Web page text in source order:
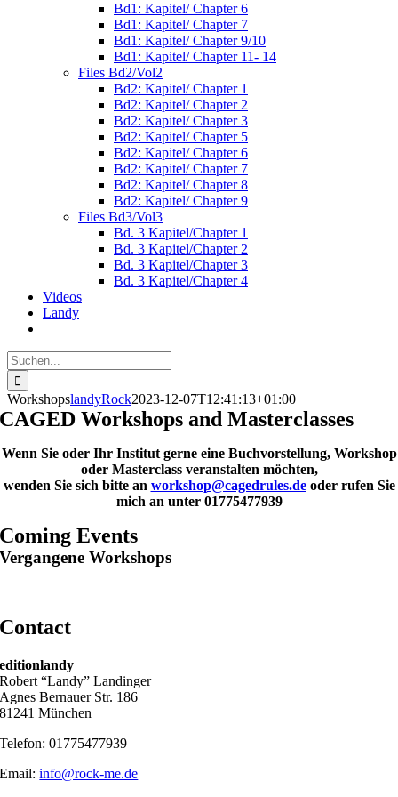
Bd1: Kapitel/ Chapter 6
Bd1: Kapitel/ Chapter 7
Bd1: Kapitel/ Chapter 9/10
Bd1: Kapitel/ Chapter 11- 14
Files Bd2/Vol2
Bd2: Kapitel/ Chapter 1
Bd2: Kapitel/ Chapter 2
Bd2: Kapitel/ Chapter 3
Bd2: Kapitel/ Chapter 5
Bd2: Kapitel/ Chapter 6
Bd2: Kapitel/ Chapter 7
Bd2: Kapitel/ Chapter 8
Bd2: Kapitel/ Chapter 9
Files Bd3/Vol3
Bd. 3 Kapitel/Chapter 1
Bd. 3 Kapitel/Chapter 2
Bd. 3 Kapitel/Chapter 3
Bd. 3 Kapitel/Chapter 4
Videos
Landy
Suche
nach:
WorkshopslandyRock2023-12-07T12:41:13+01:00
CAGED Workshops and Masterclasses
Wenn Sie oder Ihr Institut gerne eine Buchvorstellung, Workshop
oder Masterclass veranstalten möchten,
wenden Sie sich bitte an workshop@cagedrules.deoder rufen Sie
mich an unter 01775477939
Coming Events
Vergangene Workshops
Contact
editionlandy
Robert “Landy” Landinger
Agnes Bernauer Str. 186
81241 München
Telefon: 01775477939
Email:info@rock-me.de